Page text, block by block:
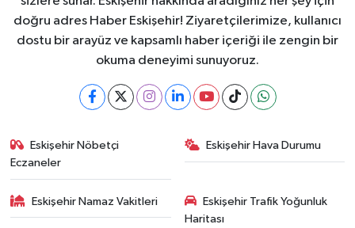
doğru adres Haber Eskişehir! Ziyaretçilerimize, kullanıcı
dostu bir arayüz ve kapsamlı haber içeriği ile zengin bir
okuma deneyimi sunuyoruz.
Eskişehir Nöbetçi
Eczaneler
Eskişehir Hava Durumu
Eskişehir Namaz Vakitleri
Eskişehir Trafik Yoğunluk
Haritası